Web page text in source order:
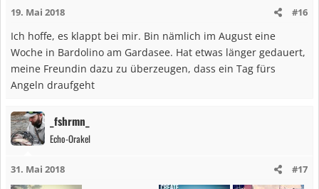
o
e
19. Mai 2018 #16
Ich hoffe, es klappt bei mir. Bin nämlich im August eine
Woche in Bardolino am Gardasee. Hat etwas länger gedauert,
meine Freundin dazu zu überzeugen, dass ein Tag fürs
Angeln draufgeht
_fshrmn_
Echo-Orakel
31. Mai 2018 #17